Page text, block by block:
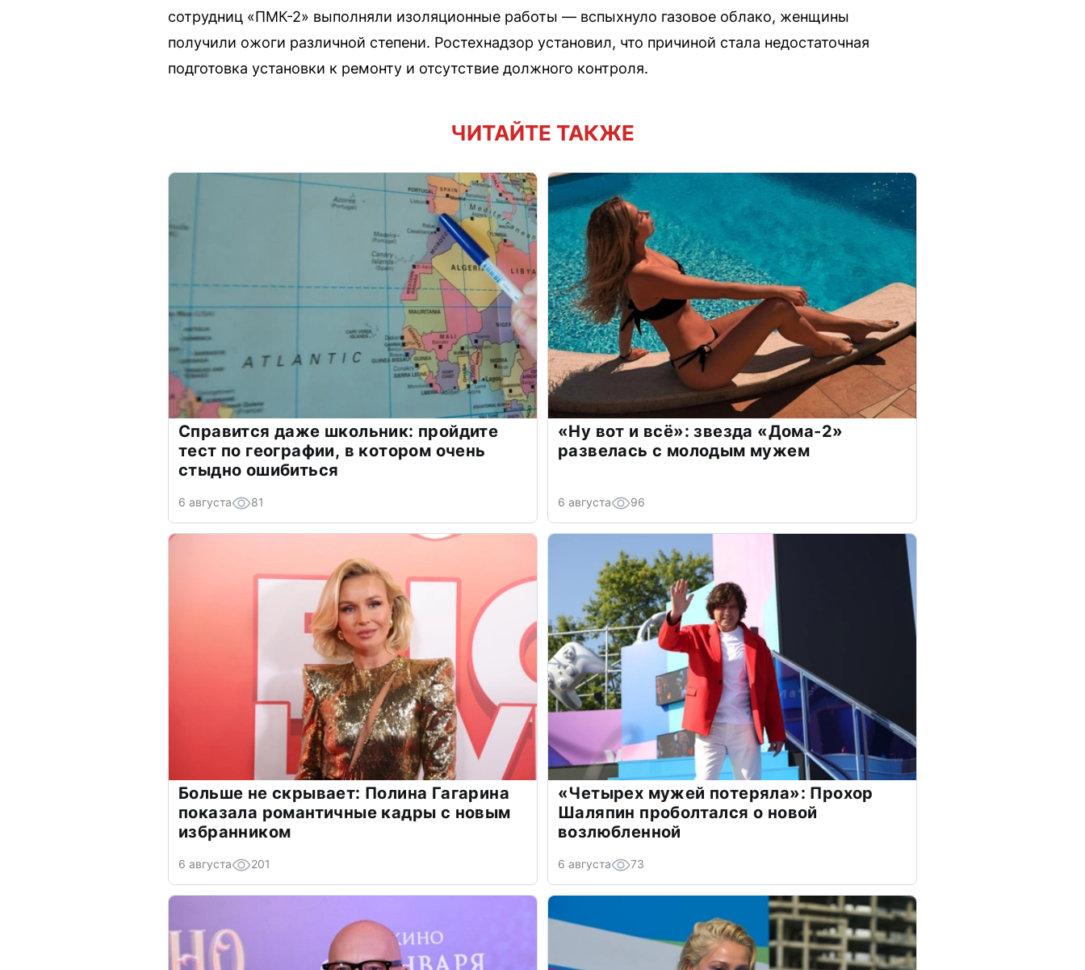
сотрудниц «ПМК-2» выполняли изоляционные работы — вспыхнуло газовое облако, женщины
получили ожоги различной степени. Ростехнадзор установил, что причиной стала недостаточная
подготовка установки к ремонту и отсутствие должного контроля.
ЧИТАЙТЕ ТАКЖЕ
Справится даже школьник: пройдите
тест по географии, в котором очень
стыдно ошибиться
6 августа 81
«Ну вот и всё»: звезда «Дома-2»
развелась с молодым мужем
6 августа 96
Больше не скрывает: Полина Гагарина
показала романтичные кадры с новым
избранником
6 августа 201
«Четырех мужей потеряла»: Прохор
Шаляпин проболтался о новой
возлюбленной
6 августа 73